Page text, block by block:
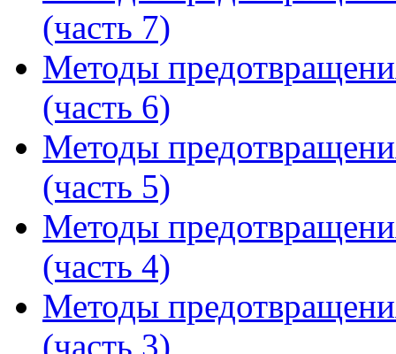
(часть 7)
Методы
(часть 6)
Методы
(часть 5)
Методы
(часть 4)
Методы
(часть 3)